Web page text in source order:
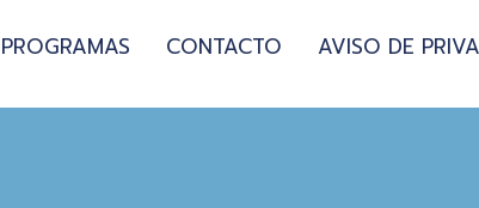
PROGRAMAS CONTACTO AVISO DE